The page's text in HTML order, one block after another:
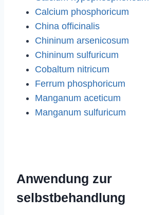
Calcium phosphoricum
China officinalis
Chininum arsenicosum
Chininum sulfuricum
Cobaltum nitricum
Ferrum phosphoricum
Manganum aceticum
Manganum sulfuricum
Anwendung zur
selbstbehandlung